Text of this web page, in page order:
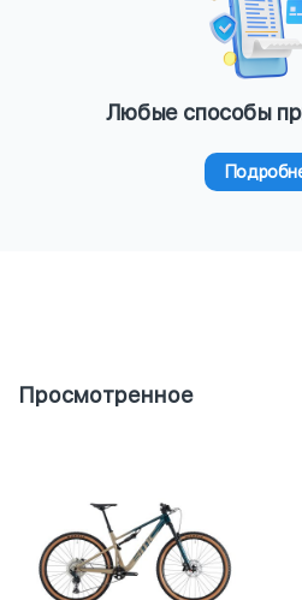
Любые способы
Просмотренное